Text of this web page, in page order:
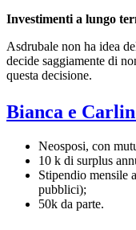
Investimenti a lungo
Asdrubale non ha idea
decide saggiamente di
questa decisione.
Bianca e
Neosposi, con
10 k di surplus
Stipendio mensile
pubblici);
50k da parte.